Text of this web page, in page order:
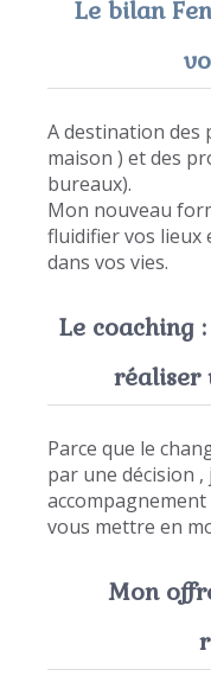
Le bilan
A destination des
maison ) et des
bureaux).
Mon nouveau
fluidifier vos lieux
dans vos vies.
Le coaching
réaliser
Parce que le
par une décision
vous mettre en
Mon